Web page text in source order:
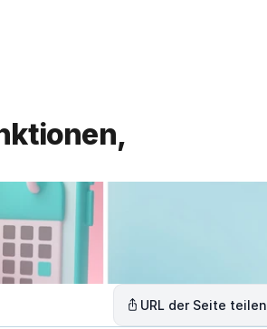
URL der Seite teilen